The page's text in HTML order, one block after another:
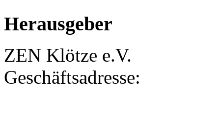
Herausgeber
ZEN Klötze e.V.
Geschäftsadresse: